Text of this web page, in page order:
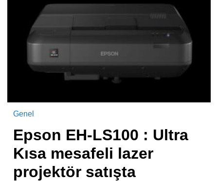
Genel
Epson EH-LS100 : Ultra
Kısa mesafeli lazer
projektör satışta